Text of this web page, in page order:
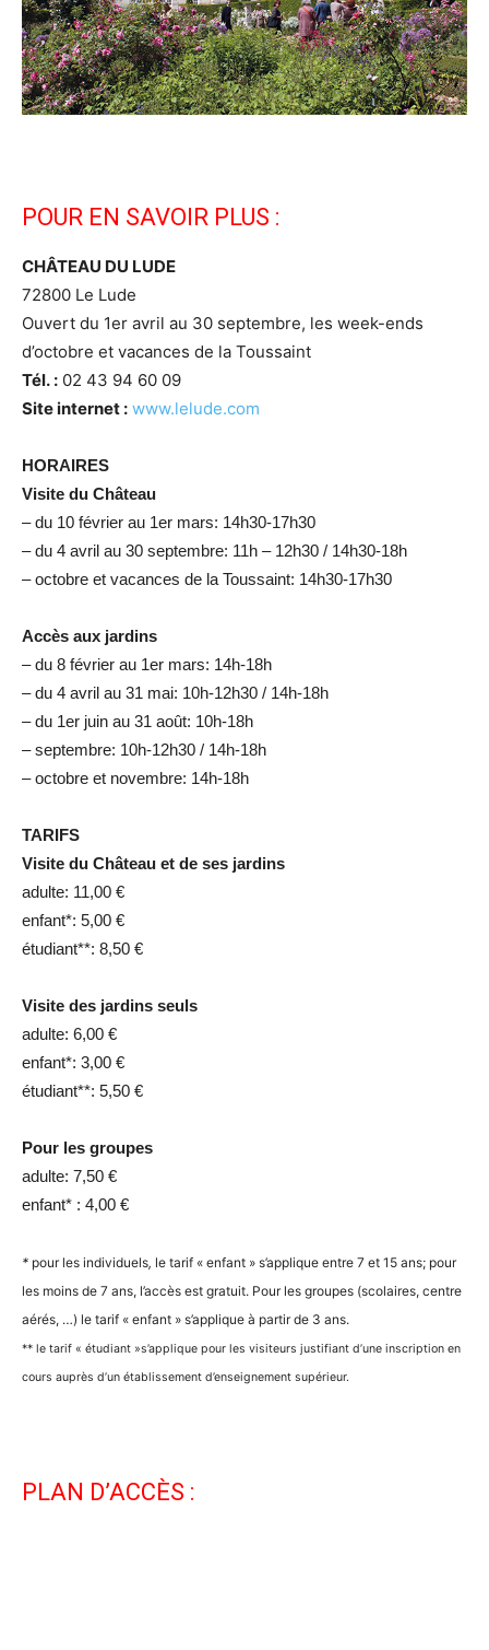
POUR EN SAVOIR PLUS :
CHÂTEAU DU LUDE
72800 Le Lude
Ouvert du 1er avril au 30 septembre, les week-ends
d’octobre et vacances de la Toussaint
Tél. : 02 43 94 60 09
Site internet : www.lelude.com
HORAIRES
Visite du Château
– du 10 février au 1er mars: 14h30-17h30
– du 4 avril au 30 septembre: 11h – 12h30 / 14h30-18h
– octobre et vacances de la Toussaint: 14h30-17h30
Accès aux jardins
– du 8 février au 1er mars: 14h-18h
– du 4 avril au 31 mai: 10h-12h30 / 14h-18h
– du 1er juin au 31 août: 10h-18h
– septembre: 10h-12h30 / 14h-18h
– octobre et novembre: 14h-18h
TARIFS
Visite du Château et de ses jardins
adulte: 11,00 €
enfant*: 5,00 €
étudiant**: 8,50 €
Visite des jardins seuls
adulte: 6,00 €
enfant*: 3,00 €
étudiant**: 5,50 €
Pour les groupes
adulte: 7,50 €
enfant* : 4,00 €
* pour les individuels, le tarif « enfant » s’applique entre 7 et 15 ans; pour
les moins de 7 ans, l’accès est gratuit. Pour les groupes (scolaires, centre
aérés, …) le tarif « enfant » s’applique à partir de 3 ans.
** le tarif « étudiant »s’applique pour les visiteurs justifiant d’une inscription en
cours auprès d’un établissement d’enseignement supérieur.
PLAN D’ACCÈS :